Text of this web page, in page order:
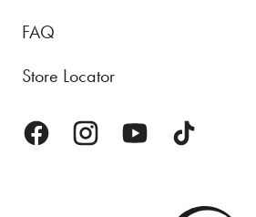
FAQ
Store Locator